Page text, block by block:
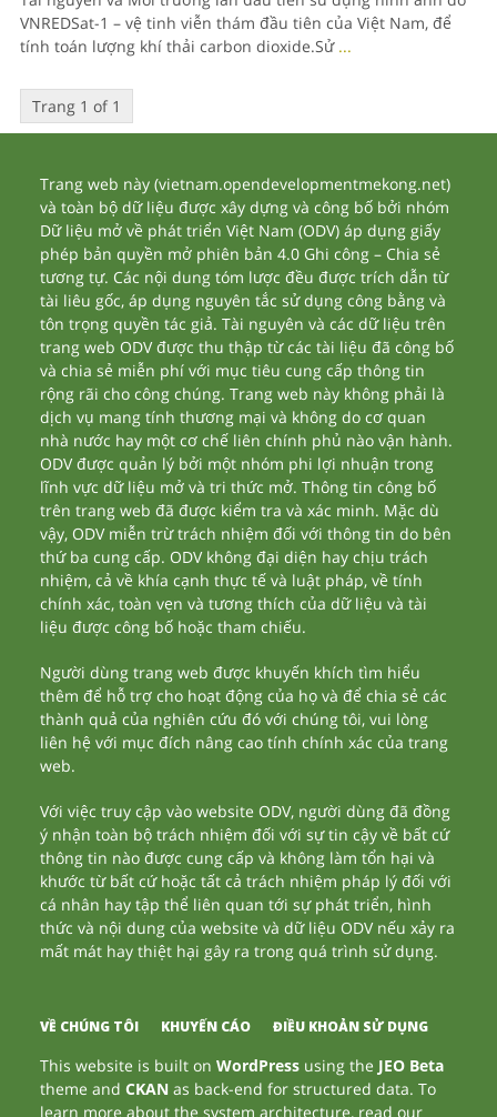
VNREDSat-1 – vệ tinh viễn thám đầu tiên của Việt Nam, để
tính toán lượng khí thải carbon dioxide.Sử ...
Trang 1 of 1
Trang web này (vietnam.opendevelopmentmekong.net)
và toàn bộ dữ liệu được xây dựng và công bố bởi nhóm
Dữ liệu mở về phát triển Việt Nam (ODV) áp dụng giấy
phép bản quyền mở phiên bản 4.0 Ghi công – Chia sẻ
tương tự. Các nội dung tóm lược đều được trích dẫn từ
tài liêu gốc, áp dụng nguyên tắc sử dụng công bằng và
tôn trọng quyền tác giả. Tài nguyên và các dữ liệu trên
trang web ODV được thu thập từ các tài liệu đã công bố
và chia sẻ miễn phí với mục tiêu cung cấp thông tin
rộng rãi cho công chúng. Trang web này không phải là
dịch vụ mang tính thương mại và không do cơ quan
nhà nước hay một cơ chế liên chính phủ nào vận hành.
ODV được quản lý bởi một nhóm phi lợi nhuận trong
lĩnh vực dữ liệu mở và tri thức mở. Thông tin công bố
trên trang web đã được kiểm tra và xác minh. Mặc dù
vậy, ODV miễn trừ trách nhiệm đối với thông tin do bên
thứ ba cung cấp. ODV không đại diện hay chịu trách
nhiệm, cả về khía cạnh thực tế và luật pháp, về tính
chính xác, toàn vẹn và tương thích của dữ liệu và tài
liệu được công bố hoặc tham chiếu.
Người dùng trang web được khuyến khích tìm hiểu
thêm để hỗ trợ cho hoạt động của họ và để chia sẻ các
thành quả của nghiên cứu đó với chúng tôi, vui lòng
liên hệ với mục đích nâng cao tính chính xác của trang
web.
Với việc truy cập vào website ODV, người dùng đã đồng
ý nhận toàn bộ trách nhiệm đối với sự tin cậy về bất cứ
thông tin nào được cung cấp và không làm tổn hại và
khước từ bất cứ hoặc tất cả trách nhiệm pháp lý đối với
cá nhân hay tập thể liên quan tới sự phát triển, hình
thức và nội dung của website và dữ liệu ODV nếu xảy ra
mất mát hay thiệt hại gây ra trong quá trình sử dụng.
VỀ CHÚNG TÔI KHUYẾN CÁO ĐIỀU KHOẢN SỬ DỤNG
This website is built onWordPress using the JEO Beta
theme andCKAN as back-end for structured data. To
learn more about the system architecture, read our